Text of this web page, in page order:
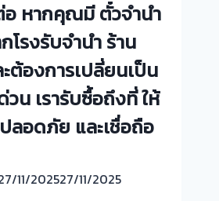
ราคา
ดี!
💵
ไม่
ต้อง
ทน
จ่าย
เอา
อ หากคุณมี ตั๋วจำนำ
โรงรับจำนำ ร้าน
ต้องการเปลี่ยนเป็น
วน เรารับซื้อถึงที่ ให้
ลอดภัย และเชื่อถือ
11/202527/11/2025